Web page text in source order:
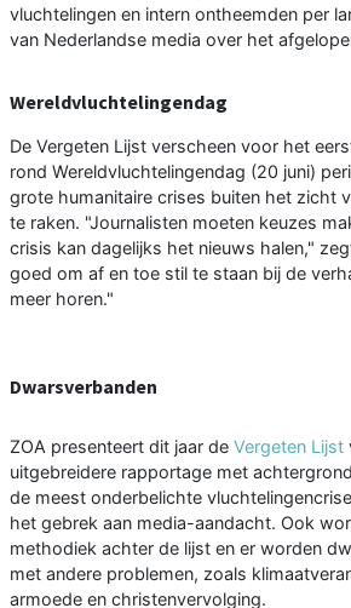
vluchtelingen en intern ontheemden per
van Nederlandse media over het
Wereldvluchtelingendag
De Vergeten Lijst verscheen voor het
rond Wereldvluchtelingendag (20 juni)
grote humanitaire crises buiten het zicht
te raken. "Journalisten moeten keuzes
crisis kan dagelijks het nieuws halen,"
goed om af en toe stil te staan bij de
meer horen."
Dwarsverbanden
ZOA presenteert dit jaar de Vergeten Lijst
uitgebreidere rapportage met
de meest onderbelichte
het gebrek aan media-aandacht. Ook
methodiek achter de lijst en er worden
met andere problemen, zoals
armoede en christenvervolging.